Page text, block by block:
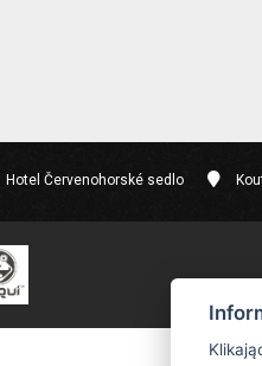
Hotel Červenohorské sedlo